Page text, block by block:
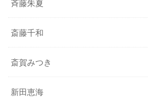
斉藤朱夏
斎藤千和
斎賀みつき
新田恵海